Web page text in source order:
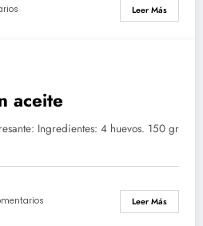
Leer Más
aceite
Ingredientes: 4 huevos. 150 gr
Leer Más